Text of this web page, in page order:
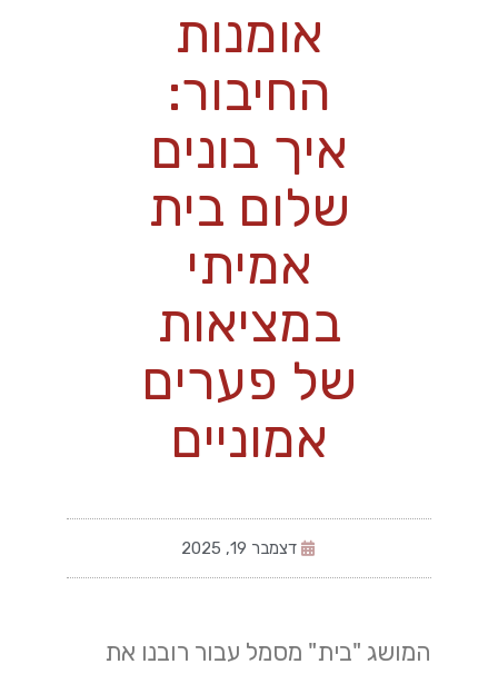
אומנות
החיבור:
איך בונים
שלום בית
אמיתי
במציאות
של פערים
אמוניים
דצמבר 19, 2025
המושג "בית" מסמל עבור רובנו את